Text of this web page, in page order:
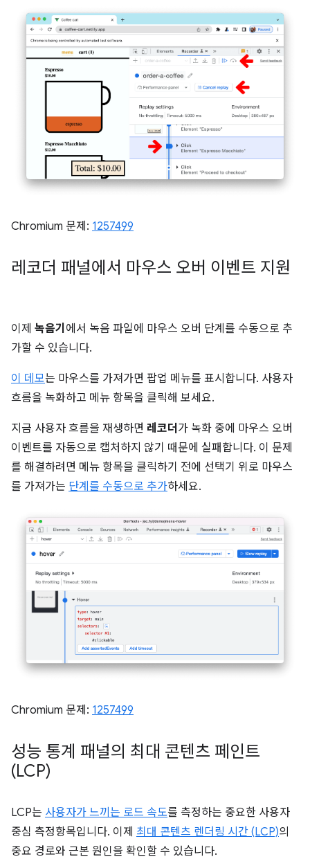
Chromium 문제: 1257499
레코더 패널에서 마우스 오버 이벤트 지원
이제 녹음기 에서 녹음 파일에 마우스 오버 단계를 수동으로 추
가할 수 있습니다.
이 데모는 마우스를 가져가면 팝업 메뉴를 표시합니다. 사용자
흐름을 녹화하고 메뉴 항목을 클릭해 보세요.
지금 사용자 흐름을 재생하면 레코더 가 녹화 중에 마우스 오버
이벤트를 자동으로 캡처하지 않기 때문에 실패합니다. 이 문제
를 해결하려면 메뉴 항목을 클릭하기 전에 선택기 위로 마우스
를 가져가는 단계를 수동으로 추가하세요.
Chromium 문제: 1257499
성능 통계 패널의 최대 콘텐츠 페인트
(LCP)
LCP는 사용자가 느끼는 로드 속도를 측정하는 중요한 사용자
중심 측정항목입니다. 이제 최대 콘텐츠 렌더링 시간 (LCP)의
중요 경로와 근본 원인을 확인할 수 있습니다.